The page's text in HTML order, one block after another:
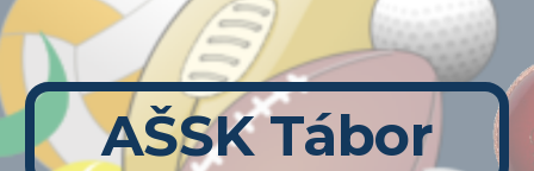
AŠSK Tábor